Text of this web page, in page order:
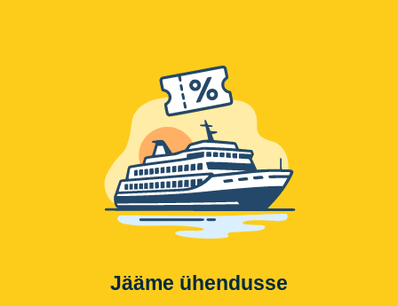
Jääme ühendusse